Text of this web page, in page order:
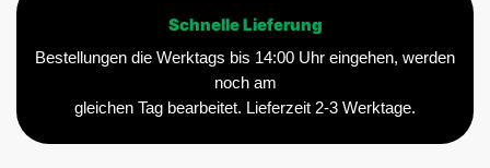
Schnelle Lieferung
Bestellungen die Werktags bis 14:00 Uhr eingehen, werden
noch am
gleichen Tag bearbeitet. Lieferzeit 2-3 Werktage.